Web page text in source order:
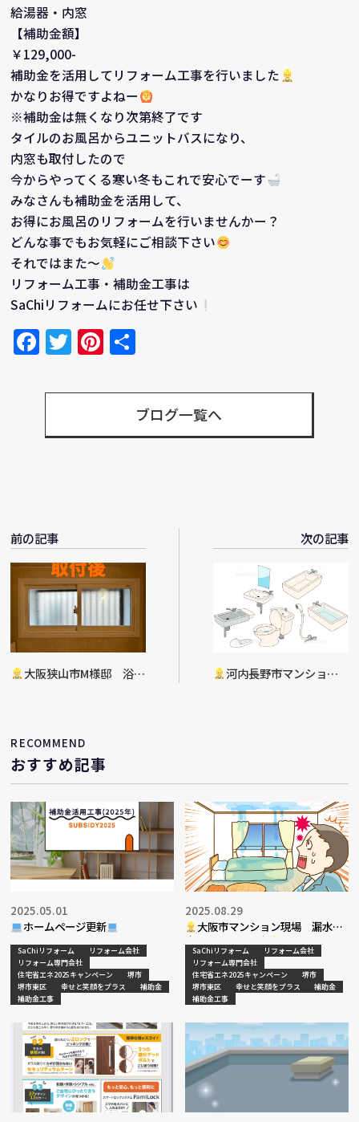
給湯器・内窓
【補助金額】
￥129,000-
補助金を活用してリフォーム工事を行いました
かなりお得ですよねー
※補助金は無くなり次第終了です
タイルのお風呂からユニットバスになり、
内窓も取付したので
今からやってくる寒い冬もこれで安心でーす
みなさんも補助金を活用して、
お得にお風呂のリフォームを行いませんかー？
どんな事でもお気軽にご相談下さい
それではまた～
リフォーム工事・補助金工事は
SaChiリフォームにお任せ下さい
Facebook
TwitterPinterest
ブログ一覧へ
前の記事
大阪狭山市M様邸 浴室
次の記事
河内長野市マンション
RECOMMEND
おすすめ記事
ホームページ更新
2025.05.01
SaChiリフォーム
リフォーム会社
リフォーム専門会社
住宅省エネ2025キャンペーン
堺市
堺市東区
幸せと笑顔をプラス
補助金
補助金工事
大阪市マンション現場 漏水調
査・復旧工事決定
2025.08.29
SaChiリフォーム
リフォーム会社
リフォーム専門会社
住宅省エネ2025キャンペーン
堺市
堺市東区
幸せと笑顔をプラス
補助金
補助金工事